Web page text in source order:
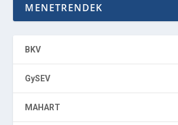
MENETRENDEK
BKV
GySEV
MAHART